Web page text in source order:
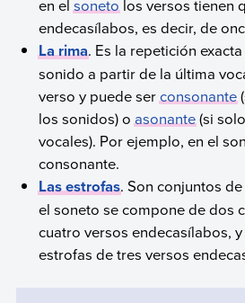
en elsonetolos versos tienen
endecasílabos, es decir, de
La rima. Es la repetición
sonido a partir de la última
verso y puede serconsonante
los sonidos) oasonante(si
vocales). Por ejemplo, en el
consonante.
Las estrofas. Son conjuntos
el soneto se compone de dos
cuatro versos endecasílabos,
estrofas de tres versos